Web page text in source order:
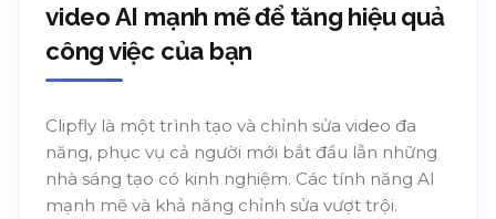
video AI mạnh mẽ để tăng hiệu quả
công việc của bạn
Clipfly là một trình tạo và chỉnh sửa video đa
năng, phục vụ cả người mới bắt đầu lẫn những
nhà sáng tạo có kinh nghiệm. Các tính năng AI
mạnh mẽ và khả năng chỉnh sửa vượt trội.